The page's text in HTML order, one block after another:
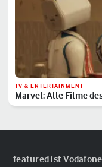
TV & ENTERTAINMENT
Marvel: Alle Filme
Reihenfolge
featured ist